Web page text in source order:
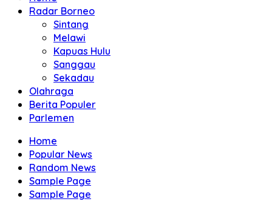
Radar Borneo
Sintang
Melawi
Kapuas Hulu
Sanggau
Sekadau
Olahraga
Berita Populer
Parlemen
Home
Popular News
Random News
Sample Page
Sample Page